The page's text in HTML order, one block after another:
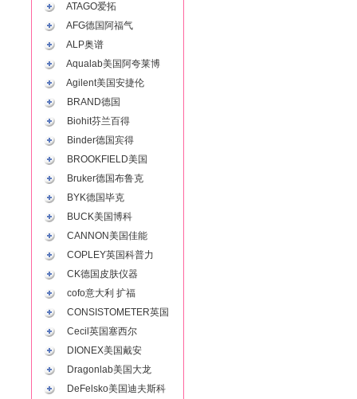
ATAGO爱拓
AFG德国阿福气
ALP奥谱
Aqualab美国阿夸莱博
Agilent美国安捷伦
BRAND德国
Biohit芬兰百得
Binder德国宾得
BROOKFIELD美国
Bruker德国布鲁克
BYK德国毕克
BUCK美国博科
CANNON美国佳能
COPLEY英国科普力
CK德国皮肤仪器
cofo意大利 扩福
CONSISTOMETER英国
Cecil英国塞西尔
DIONEX美国戴安
Dragonlab美国大龙
DeFelsko美国迪夫斯科